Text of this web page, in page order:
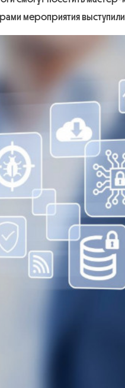
мероприятия выступили